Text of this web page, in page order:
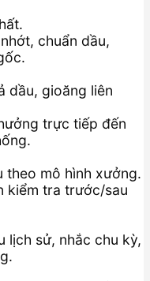
chuẩn dầu,
dầu, gioăng liên
trực tiếp đến
theo mô hình xưởng.
kiểm tra trước/sau
lịch sử, nhắc chu kỳ,